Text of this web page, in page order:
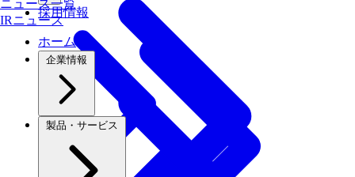
ニュース一覧
採用情報
ホーム
企業情報
製品・サービス
IRニュース